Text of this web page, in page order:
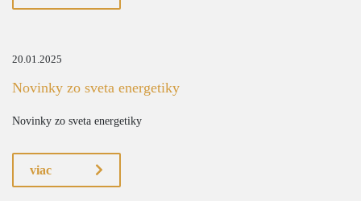
20.01.2025
Novinky zo sveta energetiky
Novinky zo sveta energetiky
viac